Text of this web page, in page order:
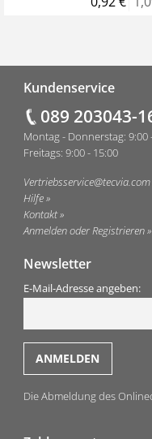
Kundenservice
089 203043-
Montag - Donnerstag: 9:00
Freitags: 9:00 - 15:00
Vertriebsservice@tecvia.com
Hilfe
Kontakt
Anmelden oder Registrieren
Newsletter
E-Mail-Adresse angeben:
Die Abmeldung des